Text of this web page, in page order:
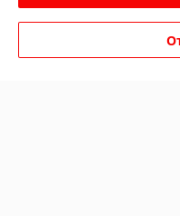
Доставка и оплата
График работы